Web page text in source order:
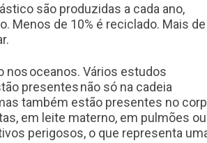
são produzidas a cada ano,
Menos de 10% é reciclado. Mais
nos oceanos. Vários estudos
presentes não só na cadeia
também estão presentes no
em leite materno, em pulmões
perigosos, o que representa